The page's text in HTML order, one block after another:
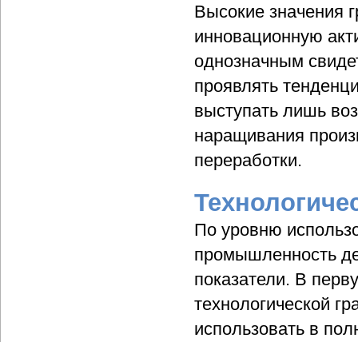
Высокие значения
инновационную
однозначным
проявлять
выступать лишь
наращивания
переработки.
По уровню
промышленность
показатели. В
технологической
использовать в